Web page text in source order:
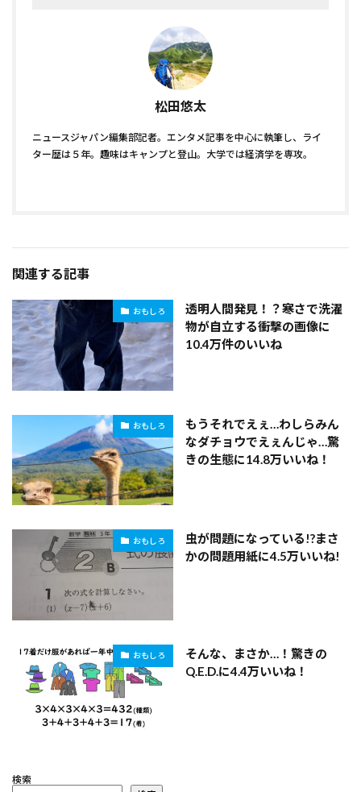
松田悠太
ニュースジャパン編集部記者。エンタメ記事を中心に執筆し、ライ
ター歴は５年。趣味はキャンプと登山。大学では経済学を専攻。
関連する記事
おもしろ
透明人間発見！？寒さで洗濯
物が自立する衝撃の画像に
10.4万件のいいね
おもしろ
もうそれでえぇ…わしらみん
なダチョウでえぇんじゃ…驚
きの生態に14.8万いいね！
おもしろ
虫が問題になっている!?まさ
かの問題用紙に4.5万いいね!
おもしろ
そんな、まさか…！驚きの
Q.E.D.に4.4万いいね！
検索